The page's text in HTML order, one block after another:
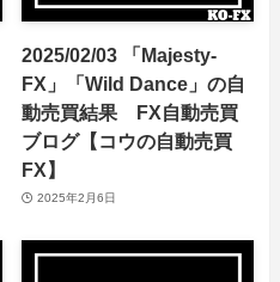
2025/02/03 「Majesty-
FX」「Wild Dance」の自
動売買結果 FX自動売買
ブログ【コウの自動売買
FX】
2025年2月6日